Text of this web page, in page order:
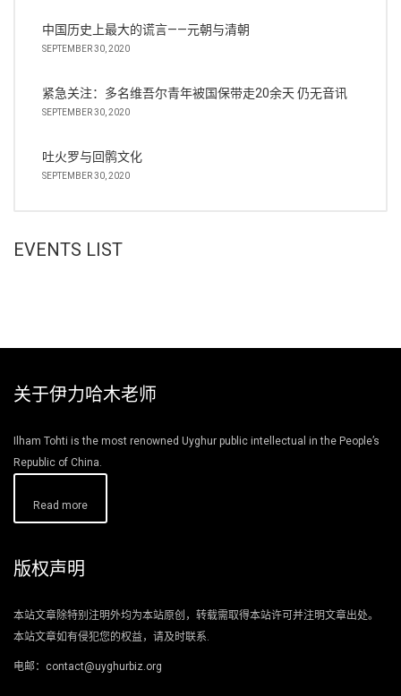
中国历史上最大的谎言——元朝与清朝
SEPTEMBER 30, 2020
紧急关注：多名维吾尔青年被国保带走20余天 仍无音讯
SEPTEMBER 30, 2020
吐火罗与回鹘文化
SEPTEMBER 30, 2020
EVENTS LIST
关于伊力哈木老师
Ilham Tohti is the most renowned Uyghur public intellectual in the People’s
Republic of China.
Read more
版权声明
本站文章除特别注明外均为本站原创，转载需取得本站许可并注明文章出处。
本站文章如有侵犯您的权益，请及时联系.
电邮：contact@uyghurbiz.org